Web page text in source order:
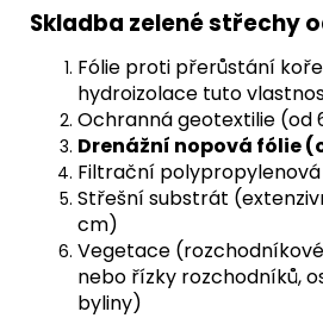
Skladba zelené střechy
Fólie proti přerůstání
hydroizolace tuto
Ochranná geotextilie (od
Drenážní nopová fólie
Filtrační
Střešní substrát
cm)
Vegetace
nebo řízky rozchodníků,
byliny)